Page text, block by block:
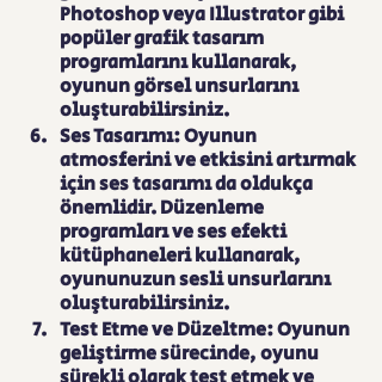
Photoshop veya Illustrator gibi
popüler grafik tasarım
programlarını kullanarak,
oyunun görsel unsurlarını
oluşturabilirsiniz.
Ses Tasarımı: Oyunun
atmosferini ve etkisini artırmak
için ses tasarımı da oldukça
önemlidir. Düzenleme
programları ve ses efekti
kütüphaneleri kullanarak,
oyununuzun sesli unsurlarını
oluşturabilirsiniz.
Test Etme ve Düzeltme: Oyunun
geliştirme sürecinde, oyunu